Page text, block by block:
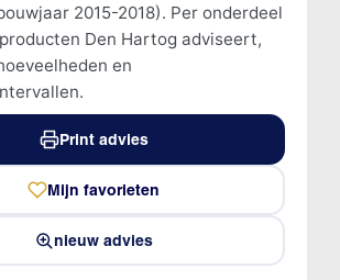
2015-2018). Per onderdeel
Den Hartog adviseert,
en
Print advies
Mijn favorieten
nieuw advies